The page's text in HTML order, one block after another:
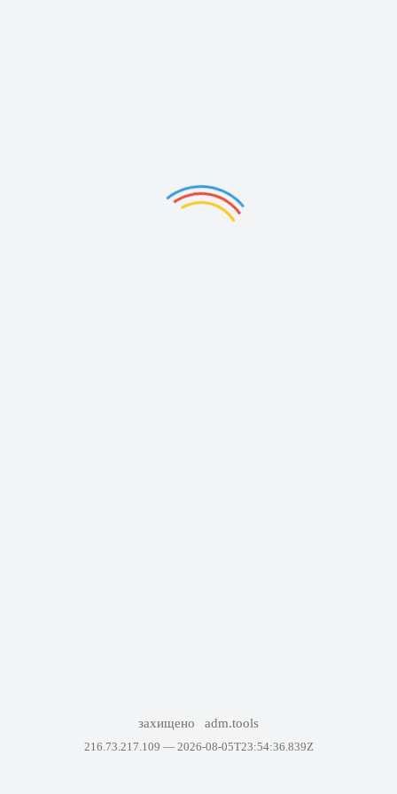
захищено adm.tools
216.73.217.109 —8/5/2026, 11:54:37 PM